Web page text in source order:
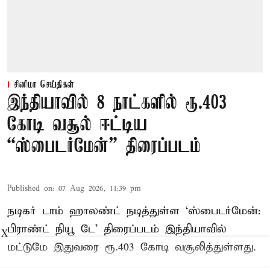
சினிமா செய்திகள்
இந்தியாவில் 8 நாட்களில் ரூ.403
கோடி வசூல் ஈட்டிய
“ஸ்பைடர்மேன்” திரைப்படம்
Published on: 07 Aug 2026, 11:39 pm
நடிகர் டாம் ஹாலண்ட் நடித்துள்ள ‘ஸ்பைடர்மேன்:
பிராண்ட் நியூ டே’ திரைப்படம் இந்தியாவில்
மட்டுமே இதுவரை ரூ.403 கோடி வசூலித்துள்ளது.
X